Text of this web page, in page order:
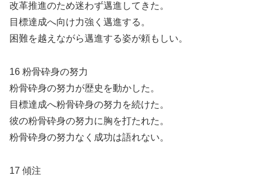
改革推進のため迷わず邁進してきた。
目標達成へ向け力強く邁進する。
困難を越えながら邁進する姿が頼もしい。
16 粉骨砕身の努力
粉骨砕身の努力が歴史を動かした。
目標達成へ粉骨砕身の努力を続けた。
彼の粉骨砕身の努力に胸を打たれた。
粉骨砕身の努力なく成功は語れない。
17 傾注